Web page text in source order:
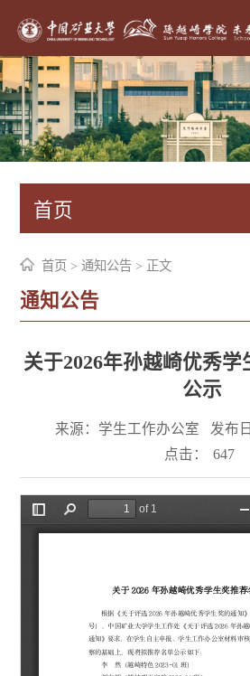
首页
通知公告
首页 >通知公告 > 正文
关于2026年孙越崎优秀
公示
来源：学生工作办公室
发布
点击：
647